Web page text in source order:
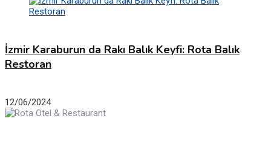
İzmir Karaburun da Rakı Balık Keyfi: Rota Balık
Restoran
12/06/2024